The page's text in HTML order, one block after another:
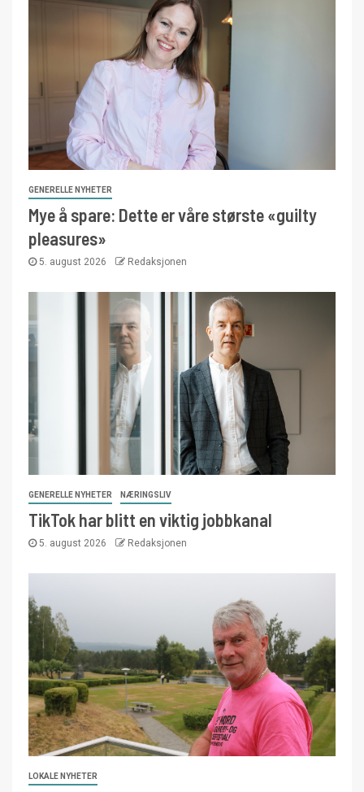
GENERELLE NYHETER
Mye å spare: Dette er våre største «guilty
pleasures»
5. august 2026 Redaksjonen
GENERELLE NYHETER NÆRINGSLIV
TikTok har blitt en viktig jobbkanal
5. august 2026 Redaksjonen
LOKALE NYHETER